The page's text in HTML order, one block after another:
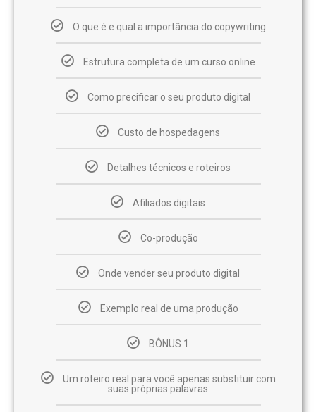
O que é e qual a importância do copywriting
Estrutura completa de um curso online
Como precificar o seu produto digital
Custo de hospedagens
Detalhes técnicos e roteiros
Afiliados digitais
Co-produção
Onde vender seu produto digital
Exemplo real de uma produção
BÔNUS 1
Um roteiro real para você apenas substituir com
suas próprias palavras